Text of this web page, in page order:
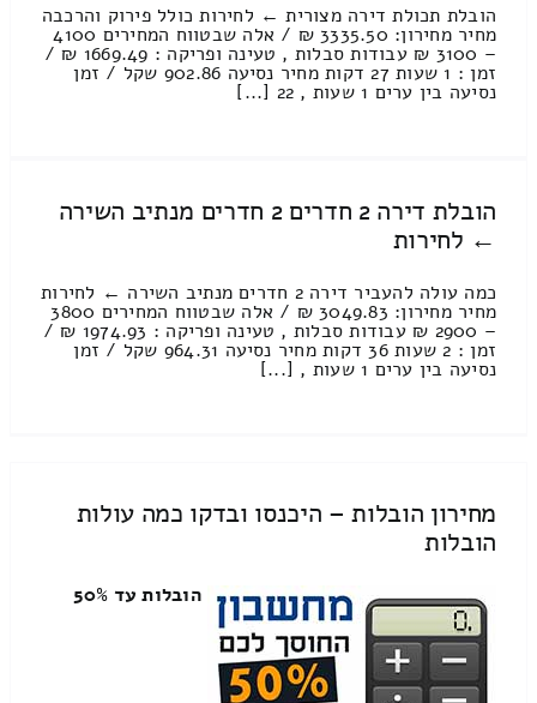
הובלת תכולת דירה מצורית ← לחירות כולל פירוק והרכבה
מחיר מחירון: 3335.50 ₪ / אלה שבטווח המחירים 4100
– 3100 ₪ עבודות סבלות , טעינה ופריקה : 1669.49 ₪ /
זמן : 1 שעות 27 דקות מחיר נסיעה 902.86 שקל / זמן
נסיעה בין ערים 1 שעות , 22 [...]
הובלת דירה 2 חדרים 2 חדרים מנתיב השירה
← לחירות
כמה עולה להעביר דירה 2 חדרים מנתיב השירה ← לחירות
מחיר מחירון: 3049.83 ₪ / אלה שבטווח המחירים 3800
– 2900 ₪ עבודות סבלות , טעינה ופריקה : 1974.93 ₪ /
זמן : 2 שעות 36 דקות מחיר נסיעה 964.31 שקל / זמן
נסיעה בין ערים 1 שעות , [...]
מחירון הובלות – היכנסו ובדקו כמה עולות
הובלות
הובלות עד 50%